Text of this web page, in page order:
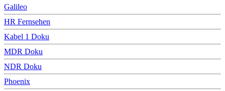
Galileo
HR Fernsehen
Kabel 1 Doku
MDR Doku
NDR Doku
Phoenix